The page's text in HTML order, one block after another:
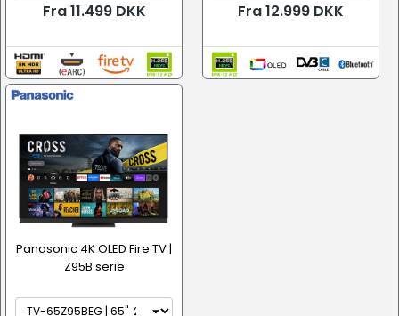
Fra 11.499 DKK Fra 12.999 DKK
Panasonic 4K OLED Fire TV |
Z95B serie